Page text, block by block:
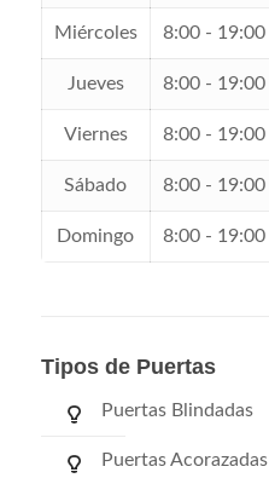
Miércoles 8:00 - 19:00
Jueves 8:00 - 19:00
Viernes 8:00 - 19:00
Sábado 8:00 - 19:00
Domingo 8:00 - 19:00
Tipos de Puertas
Puertas Blindadas
Puertas Acorazadas